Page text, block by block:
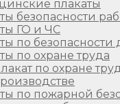
плакаты
безопасности
ГО и ЧС
по безопасности
по охране труда
по охране
по пожарной